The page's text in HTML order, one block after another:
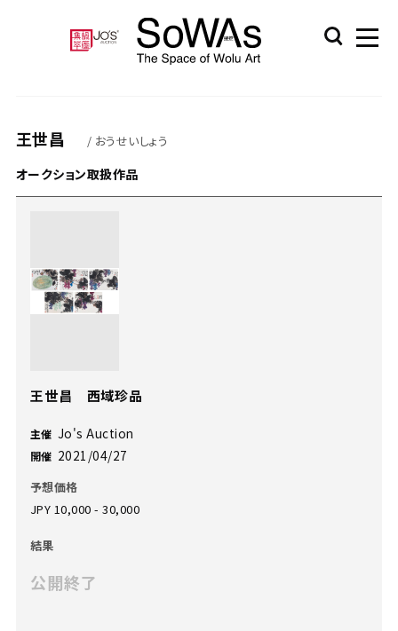
王世昌 / おうせいしょう
オークション取扱作品
王世昌 西域珍品
主催 Jo's Auction
開催 2021/04/27
予想価格
JPY 10,000 - 30,000
結果
公開終了